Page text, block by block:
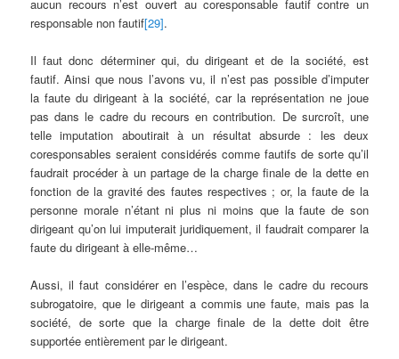
aucun recours n’est ouvert au coresponsable fautif contre un
responsable non fautif[29].
Il faut donc déterminer qui, du dirigeant et de la société, est
fautif. Ainsi que nous l’avons vu, il n’est pas possible d’imputer
la faute du dirigeant à la société, car la représentation ne joue
pas dans le cadre du recours en contribution. De surcroît, une
telle imputation aboutirait à un résultat absurde : les deux
coresponsables seraient considérés comme fautifs de sorte qu’il
faudrait procéder à un partage de la charge finale de la dette en
fonction de la gravité des fautes respectives ; or, la faute de la
personne morale n’étant ni plus ni moins que la faute de son
dirigeant qu’on lui imputerait juridiquement, il faudrait comparer la
faute du dirigeant à elle-même…
Aussi, il faut considérer en l’espèce, dans le cadre du recours
subrogatoire, que le dirigeant a commis une faute, mais pas la
société, de sorte que la charge finale de la dette doit être
supportée entièrement par le dirigeant.